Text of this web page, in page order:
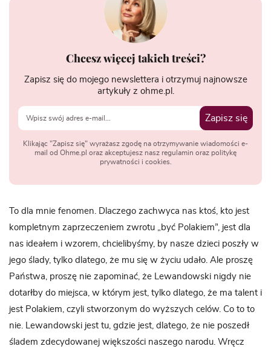
Chcesz więcej takich treści?
Zapisz się do mojego newslettera i otrzymuj najnowsze
artykuły z ohme.pl.
Zapisz się
Klikając "Zapisz się" wyrażasz zgodę na otrzymywanie wiadomości e-
mail od Ohme.pl oraz akceptujesz nasz regulamin oraz politykę
prywatności i cookies.
To dla mnie fenomen. Dlaczego zachwyca nas ktoś, kto jest
kompletnym zaprzeczeniem zwrotu „być Polakiem”, jest dla
nas ideałem i wzorem, chcielibyśmy, by nasze dzieci poszły w
jego ślady, tylko dlatego, że mu się w życiu udało. Ale proszę
Państwa, proszę nie zapominać, że Lewandowski nigdy nie
dotarłby do miejsca, w którym jest, tylko dlatego, że ma talent i
jest Polakiem, czyli stworzonym do wyższych celów. Co to to
nie. Lewandowski jest tu, gdzie jest, dlatego, że nie poszedł
śladem zdecydowanej większości naszego narodu. Wręcz